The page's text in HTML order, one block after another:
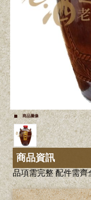
商品圖像
商品資訊
品項需完整 配件需齊